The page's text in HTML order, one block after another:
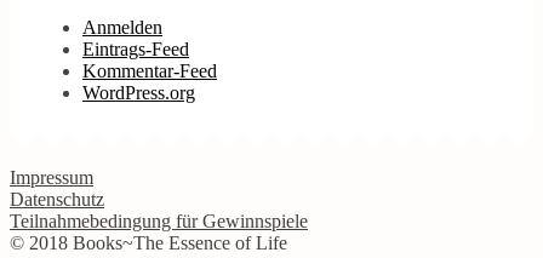
Anmelden
Eintrags-Feed
Kommentar-Feed
WordPress.org
Impressum
Datenschutz
Teilnahmebedingung für Gewinnspiele
© 2018 Books~The Essence of Life